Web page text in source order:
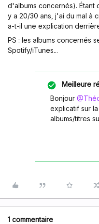
d'albums concernés). Étant
y a 20/30 ans, j'ai du mal à
a-t-il une explication
PS : les albums concernés
Spotify/iTunes...
Meilleure
Bonjour ​
explicatif sur
albums/titres
1 commentaire